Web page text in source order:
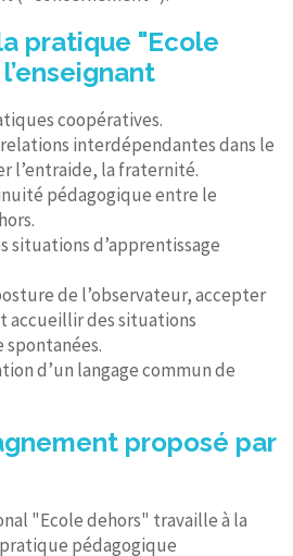
pratique "Ecole
coopératives.
interdépendantes dans le
l’entraide, la fraternité.
pédagogique entre le
situations d’apprentissage
de l’observateur, accepter
accueillir des situations
spontanées.
d’un langage commun de
proposé par
"Ecole dehors" travaille à la
pédagogique